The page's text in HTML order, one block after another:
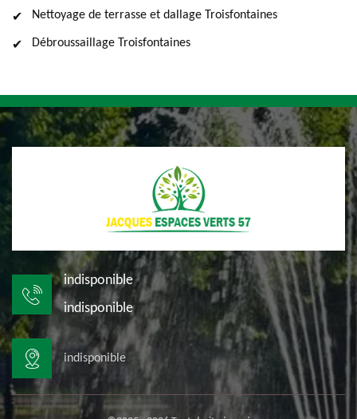
Nettoyage de terrasse et dallage Troisfontaines
Débroussaillage Troisfontaines
indisponible
indisponible
indisponible